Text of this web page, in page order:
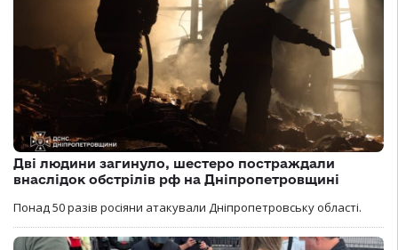
Дві людини загинуло, шестеро постраждали
внаслідок обстрілів рф на Дніпропетровщині
Понад 50 разів росіяни атакували Дніпропетровську області.